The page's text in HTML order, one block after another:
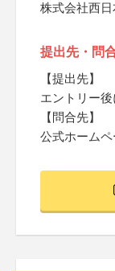
株式会社西
提出先・問
【提出先】
エントリー
【問合先】
公式ホーム